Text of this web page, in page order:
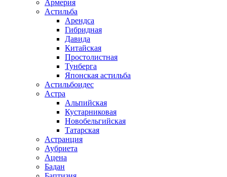
Армерия
Астильба
Арендса
Гибридная
Давида
Китайская
Простолистная
Тунберга
Японская астильба
Астильбоидес
Астра
Альпийская
Кустарниковая
Новобельгийская
Татарская
Астранция
Аубриета
Ацена
Бадан